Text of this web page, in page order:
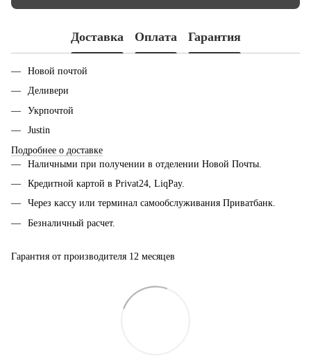
Доставка Оплата Гарантия
Новой почтой
Деливери
Укрпочтой
Justin
Подробнее о доставке
Наличными при получении в отделении Новой Почты.
Кредитной картой в Privat24, LiqPay.
Через кассу или терминал самообслуживания Приватбанк.
Безналичный расчет.
Гарантия от производителя 12 месяцев